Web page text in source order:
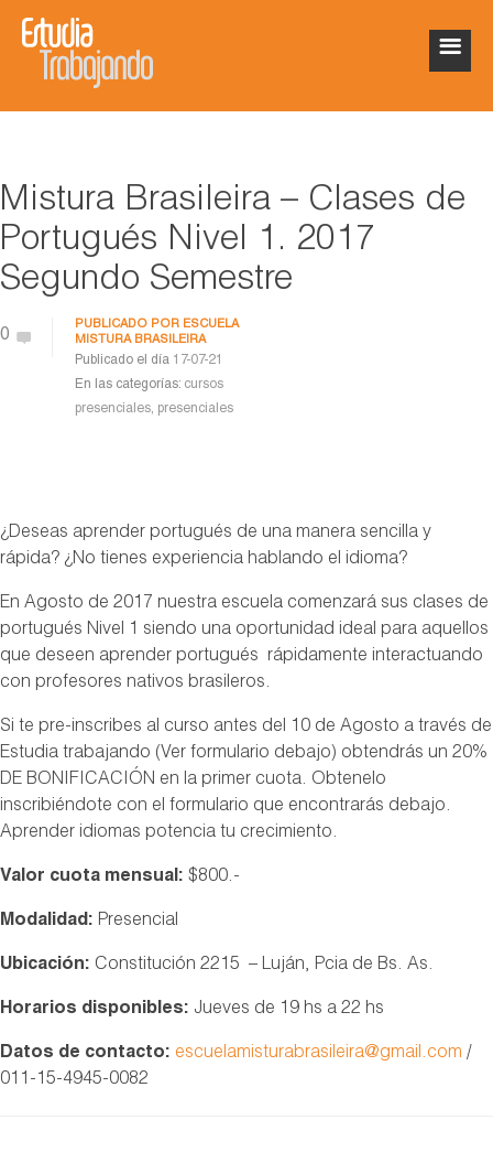
Mistura Brasileira – Clases de
Portugués Nivel 1. 2017
Segundo Semestre
0
PUBLICADO POR ESCUELA
MISTURA BRASILEIRA
Publicado el día 17-07-21
En las categorías: cursos
presenciales, presenciales
¿Deseas aprender portugués de una manera sencilla y
rápida? ¿No tienes experiencia hablando el idioma?
En Agosto de 2017 nuestra escuela comenzará sus clases de
portugués Nivel 1 siendo una oportunidad ideal para aquellos
que deseen aprender portugués rápidamente interactuando
con profesores nativos brasileros.
Si te pre-inscribes al curso antes del 10 de Agosto a través de
Estudia trabajando (Ver formulario debajo) obtendrás un 20%
DE BONIFICACIÓN en la primer cuota. Obtenelo
inscribiéndote con el formulario que encontrarás debajo.
Aprender idiomas potencia tu crecimiento.
Valor cuota mensual: $800.-
Modalidad: Presencial
Ubicación: Constitución 2215 – Luján, Pcia de Bs. As.
Horarios disponibles: Jueves de 19 hs a 22 hs
Datos de contacto: escuelamisturabrasileira@gmail.com /
011-15-4945-0082